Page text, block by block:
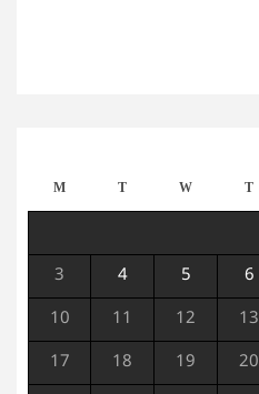
M T W T
3 4 5 6
10 11 12 13
17 18 19 20